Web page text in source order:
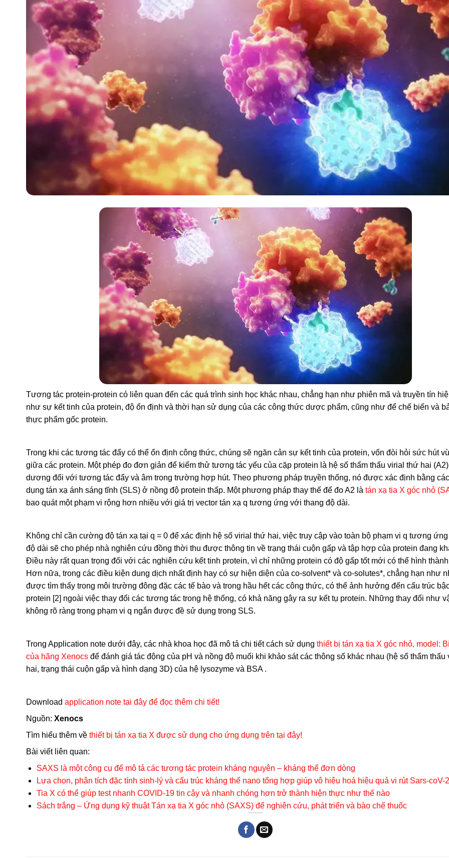
Tương tác protein-protein có liên quan đến các quá trình sinh học khác nhau, chẳng hạn như phiên mã và truyền tín
như sự kết tinh của protein, độ ổn định và thời hạn sử dụng của các công thức dược phẩm, cũng như để chế biến và
thực phẩm gốc protein.
Trong khi các tương tác đẩy có thể ổn định công thức, chúng sẽ ngăn cản sự kết tinh của protein, vốn đòi hỏi sức hút
giữa các protein. Một phép đo đơn giản để kiểm thử tương tác yếu của cặp protein là hệ số thẩm thấu virial thứ hai
dương đối với tương tác đẩy và âm trong trường hợp hút. Theo phương pháp truyền thống, nó được xác định bằng
dụng tán xạ ánh sáng tĩnh (SLS) ở nồng độ protein thấp. Một phương pháp thay thế để đo A2 là tán xạ tia X góc nhỏ
bao quát một phạm vi rộng hơn nhiều với giá trị vector tán xạ q tương ứng với thang độ dài.
Không chỉ cần cường độ tán xạ tại q = 0 để xác định hệ số virial thứ hai, việc truy cập vào toàn bộ phạm vi q tương
độ dài sẽ cho phép nhà nghiên cứu đồng thời thu được thông tin về trạng thái cuộn gấp và tập hợp của protein đang
Điều này rất quan trọng đối với các nghiên cứu kết tinh protein, vì chỉ những protein có độ gấp tốt mới có thể hình
Hơn nữa, trong các điều kiện dung dịch nhất định hay có sự hiện diện của co-solvent* và co-solutes*, chẳng hạn như
được tìm thấy trong môi trường đông đặc các tế bào và trong hầu hết các công thức, có thể ảnh hưởng đến cấu trúc
protein [2] ngoài việc thay đổi các tương tác trong hệ thống, có khả năng gây ra sự kết tụ protein. Những thay đổi như
không rõ ràng trong phạm vi q ngắn được đề sử dụng trong SLS.
Trong Application note dưới đây, các nhà khoa học đã mô tả chi tiết cách sử dụng thiết bị tán xạ tia X góc nhỏ, model:
của hãng Xenocs để đánh giá tác động của pH và nồng độ muối khi khảo sát các thông số khác nhau (hệ số thẩm thấu
hai, trạng thái cuộn gấp và hình dạng 3D) của hệ lysozyme và BSA .
Download application note tại đây để đọc thêm chi tiết!
Nguồn: Xenocs
Tìm hiểu thêm về thiết bị tán xạ tia X được sử dụng cho ứng dụng trên tại đây!
Bài viết liên quan:
SAXS là một công cụ để mô tả các tương tác protein kháng nguyên – kháng thể đơn dòng
Lựa chọn, phân tích đặc tính sinh-lý và cấu trúc kháng thể nano tổng hợp giúp vô hiệu hoá hiệu quả vi rút Sars-coV-2
Tia X có thể giúp test nhanh COVID-19 tin cậy và nhanh chóng hơn trở thành hiện thực như thế nào
Sách trắng – Ứng dụng kỹ thuật Tán xạ tia X góc nhỏ (SAXS) để nghiên cứu, phát triển và bào chế thuốc